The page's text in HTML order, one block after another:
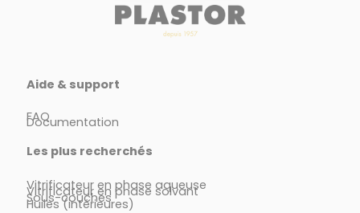
Aide & support
FAQ
Documentation
Les plus recherchés
Vitrificateur en phase aqueuse
Vitrificateur en phase solvant
Sous-couches
Huiles (intérieures)